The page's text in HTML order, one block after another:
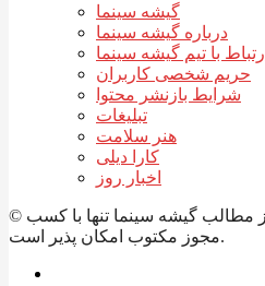
گیشه سینما
درباره گیشه سینما
ارتباط با تیم گیشه سینما
حریم شخصی کاربران
شرایط بازنشر محتوا
تبلیغات
هنر سلامت
کارا دیلی
اخبار روز
© کپی بخش یا کل هر کدام از مطالب گیشه سینما تنها با کسب
مجوز مکتوب امکان پذیر است.